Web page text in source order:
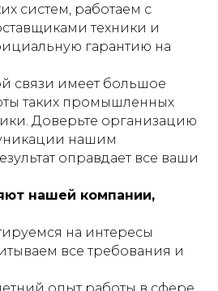
систем, работаем с
техники и
гарантию на
связи имеет большое
таких промышленных
Доверьте организацию
нашим
оправдает все ваши
нашей компании,
на интересы
все требования и
опыт работы в сфере